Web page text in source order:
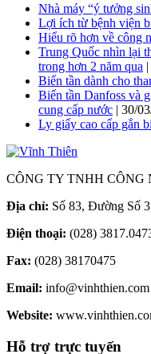
Nhà máy “ý tưởng
Lợi ích từ bệnh viện
Hiểu rõ hơn về công
Trung Quốc nhìn lại
trong hơn 2 năm qua
Biến tần dành cho
Biến tần Danfoss và
cung cấp nước | 30/
Ly giấy cao cấp gắn
CÔNG TY TNHH CÔNG
Địa chỉ: Số 83, Đường Số
Điện thoại: (028)
Fax: (028) 38170475
Email: info@vinhthien.com
Website:
Hỗ trợ trực tuyến